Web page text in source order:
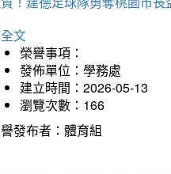
文
榮譽事項：
發佈單位：學務處
建立時間：2026-05-13
瀏覽次數：166
發布者：體育組